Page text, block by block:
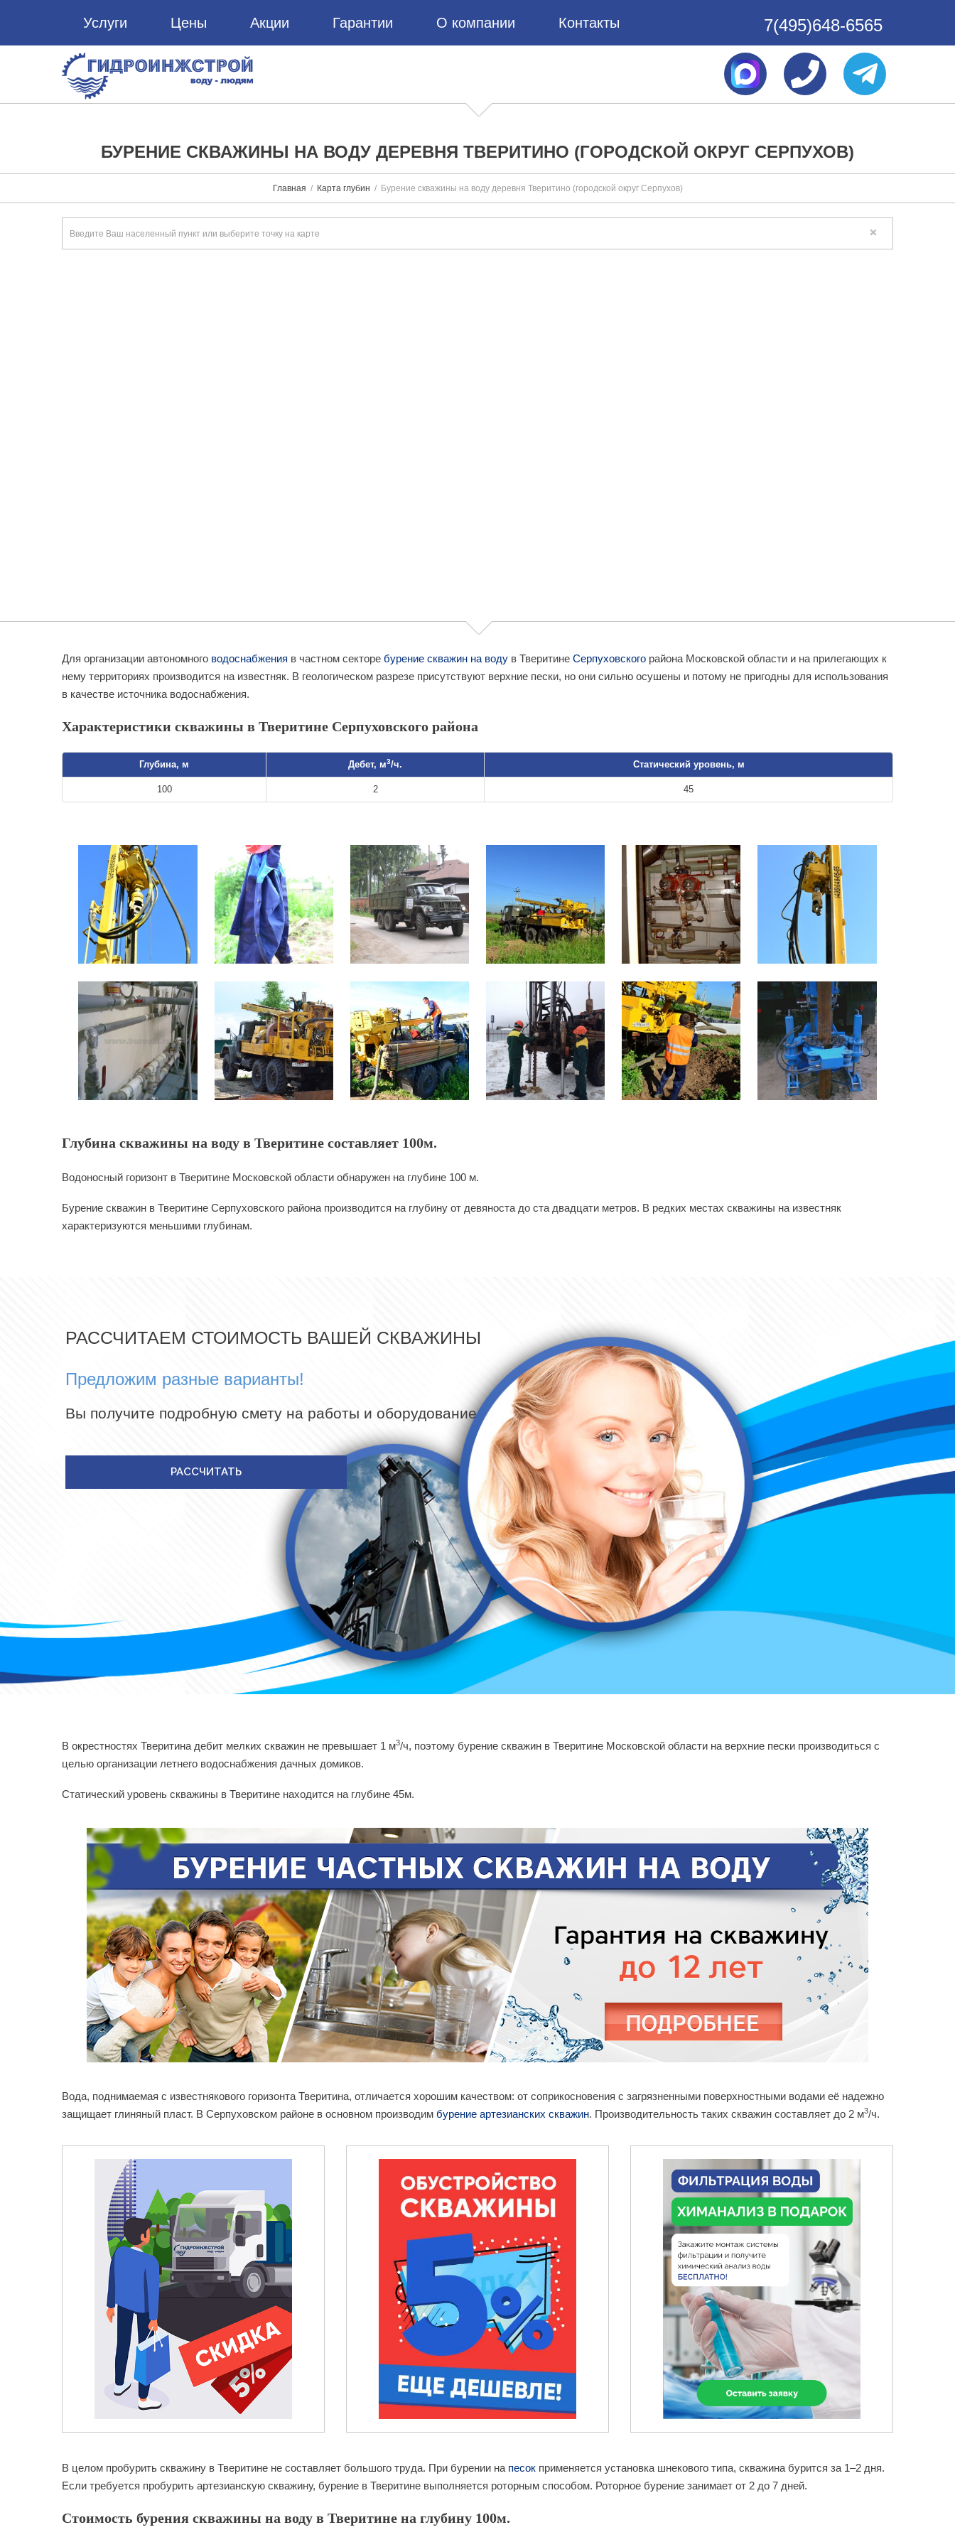
Услуги Цены Акции Гарантии О компании Контакты 7(495)648-6565
БУРЕНИЕ СКВАЖИНЫ НА ВОДУ ДЕРЕВНЯ ТВЕРИТИНО (ГОРОДСКОЙ ОКРУГ СЕРПУХОВ)
Главная Карта глубин Бурение скважины на воду деревня Тверитино (городской округ Серпухов)
Для организации автономного водоснабжения в частном секторе бурение скважин на воду в Тверитине Серпуховского района Московской области и на прилегающих к
нему территориях производится на известняк. В геологическом разрезе присутствуют верхние пески, но они сильно осушены и потому не пригодны для использования
в качестве источника водоснабжения.
Характеристики скважины в Тверитине Серпуховского района
Глубина, м Дебет, м3/ч. Статический уровень, м
100 2 45
Глубина скважины на воду в Тверитине составляет 100м.
Водоносный горизонт в Тверитине Московской области обнаружен на глубине 100 м.
Бурение скважин в Тверитине Серпуховского района производится на глубину от девяноста до ста двадцати метров. В редких местах скважины на известняк
характеризуются меньшими глубинам.
РАССЧИТАЕМ СТОИМОСТЬ ВАШЕЙ СКВАЖИНЫ
Предложим разные варианты!
Вы получите подробную смету на работы и оборудование
РАССЧИТАТЬ
В окрестностях Тверитина дебит мелких скважин не превышает 1 м3/ч, поэтому бурение скважин в Тверитине Московской области на верхние пески производиться с
целью организации летнего водоснабжения дачных домиков.
Статический уровень скважины в Тверитине находится на глубине 45м.
Вода, поднимаемая с известнякового горизонта Тверитина, отличается хорошим качеством: от соприкосновения с загрязненными поверхностными водами её надежно
защищает глиняный пласт. В Серпуховском районе в основном производим бурение артезианских скважин. Производительность таких скважин составляет до 2 м3/ч.
В целом пробурить скважину в Тверитине не составляет большого труда. При бурении на песок применяется установка шнекового типа, скважина бурится за 1–2 дня.
Если требуется пробурить артезианскую скважину, бурение в Тверитине выполняется роторным способом. Роторное бурение занимает от 2 до 7 дней.
Стоимость бурения скважины на воду в Тверитине на глубину 100м.